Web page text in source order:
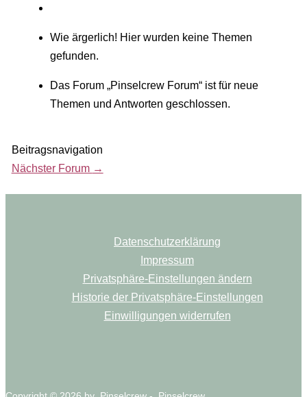
Wie ärgerlich! Hier wurden keine Themen
gefunden.
Das Forum „Pinselcrew Forum“ ist für neue
Themen und Antworten geschlossen.
Beitragsnavigation
Nächster Forum →
Datenschutzerklärung
Impressum
Privatsphäre-Einstellungen ändern
Historie der Privatsphäre-Einstellungen
Einwilligungen widerrufen